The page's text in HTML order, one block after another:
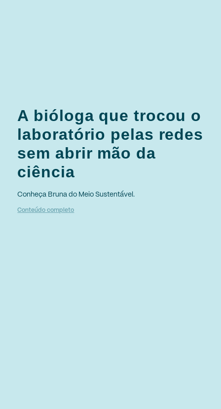
A bióloga que trocou o
laboratório pelas redes
sem abrir mão da
ciência
Conheça Bruna do Meio Sustentável.
Conteúdo completo